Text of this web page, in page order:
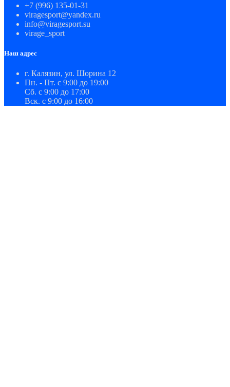
+7 (996) 135-01-31
viragesport@yandex.ru
info@viragesport.su
virage_sport
Наш адрес
г. Калязин, ул. Шорина 12
Пн. - Пт. с 9:00 до 19:00
Сб. с 9:00 до 17:00
Вск. с 9:00 до 16:00